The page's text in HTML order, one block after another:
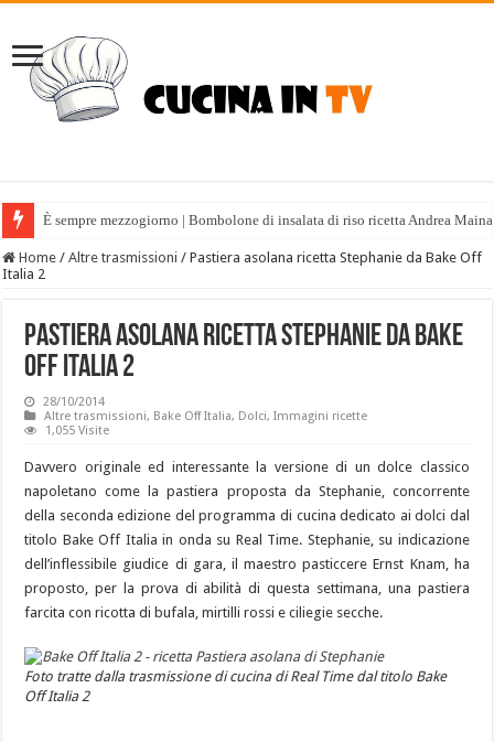
È sempre mezzogiorno | Bombolone di insalata di riso ricetta Andrea
Home / Altre trasmissioni / Pastiera asolana ricetta Stephanie da Bake Off
Italia 2
Pastiera asolana ricetta Stephanie da Bake
Off Italia 2
28/10/2014
Altre trasmissioni, Bake Off Italia, Dolci,Immagini ricette
1,055 Visite
Davvero originale ed interessante la versione di un dolce classico
napoletano come la pastiera proposta da Stephanie, concorrente
della seconda edizione del programma di cucina dedicato ai dolci dal
titolo Bake Off Italia in onda su Real Time. Stephanie, su indicazione
dell’inflessibile giudice di gara, il maestro pasticcere Ernst Knam, ha
proposto, per la prova di abilità di questa settimana, una pastiera
farcita con ricotta di bufala, mirtilli rossi e ciliegie secche.
Foto tratte dalla trasmissione di cucina di Real Time dal titolo Bake
Off Italia 2